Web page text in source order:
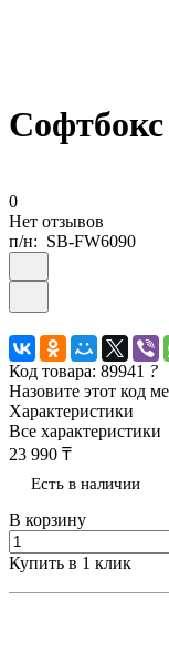
0
Нет отзывов
п/н: SB-FW6090
Код товара: 89941 ?
Назовите этот код
Характеристики
Все характеристики
23 990 ₸
Есть в наличии
В корзину
Купить в 1 клик